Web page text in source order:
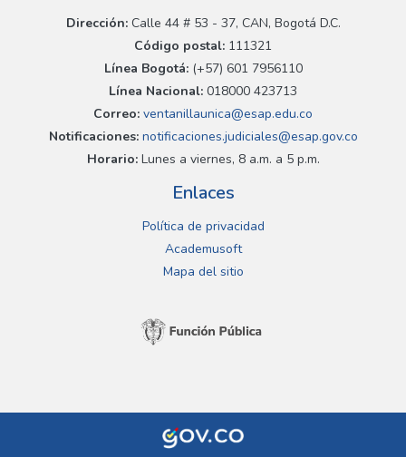
Dirección:Calle 44 # 53 - 37, CAN, Bogotá D.C.
Código postal: 111321
Línea Bogotá:(+57) 601 7956110
Línea Nacional: 018000 423713
Correo: ventanillaunica@esap.edu.co
Notificaciones:notificaciones.judiciales@esap.gov.co
Horario:Lunes a viernes, 8 a.m. a 5 p.m.
Enlaces
Política de privacidad
Academusoft
Mapa del sitio